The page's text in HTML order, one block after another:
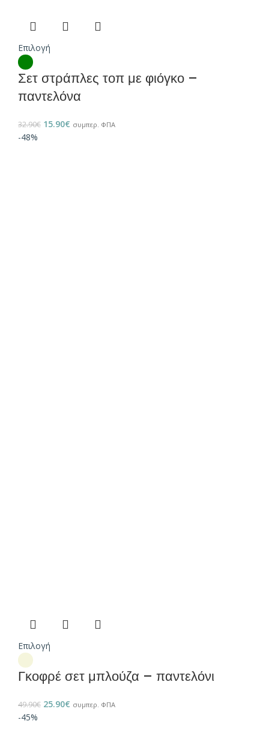
Επιλογή
Σετ στράπλες τοπ με φιόγκο –
παντελόνα
32.90€ 15.90€ συμπερ. ΦΠΑ
-48%
Επιλογή
Γκοφρέ σετ μπλούζα – παντελόνι
49.90€ 25.90€ συμπερ. ΦΠΑ
-45%